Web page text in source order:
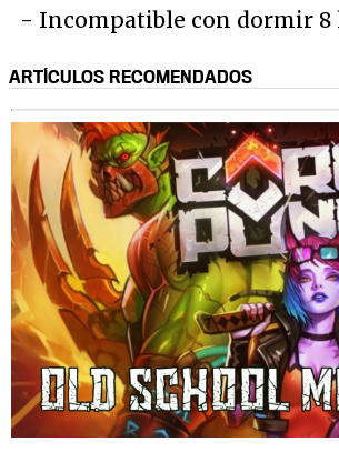
- Incompatible con dormir 8
ARTÍCULOS RECOMENDADOS